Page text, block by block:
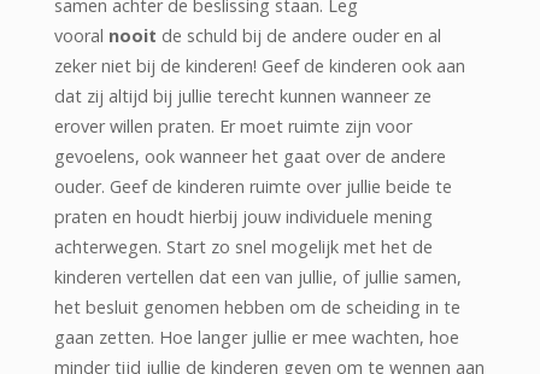
samen achter de beslissing staan. Leg
vooral nooit de schuld bij de andere ouder en al
zeker niet bij de kinderen! Geef de kinderen ook aan
dat zij altijd bij jullie terecht kunnen wanneer ze
erover willen praten. Er moet ruimte zijn voor
gevoelens, ook wanneer het gaat over de andere
ouder. Geef de kinderen ruimte over jullie beide te
praten en houdt hierbij jouw individuele mening
achterwegen. Start zo snel mogelijk met het de
kinderen vertellen dat een van jullie, of jullie samen,
het besluit genomen hebben om de scheiding in te
gaan zetten. Hoe langer jullie er mee wachten, hoe
minder tijd jullie de kinderen geven om te wennen aan